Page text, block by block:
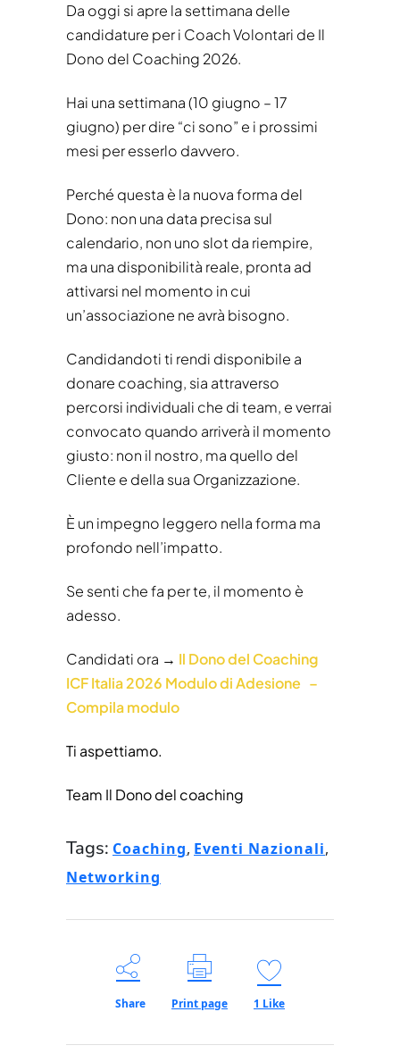
Da oggi si apre la settimana delle
candidature per i Coach Volontari de Il
Dono del Coaching 2026.
Hai una settimana (10 giugno – 17
giugno) per dire “ci sono” e i prossimi
mesi per esserlo davvero.
Perché questa è la nuova forma del
Dono: non una data precisa sul
calendario, non uno slot da riempire,
ma una disponibilità reale, pronta ad
attivarsi nel momento in cui
un’associazione ne avrà bisogno.
Candidandoti ti rendi disponibile a
donare coaching, sia attraverso
percorsi individuali che di team, e verrai
convocato quando arriverà il momento
giusto: non il nostro, ma quello del
Cliente e della sua Organizzazione.
È un impegno leggero nella forma ma
profondo nell’impatto.
Se senti che fa per te, il momento è
adesso.
Candidati ora → Il Dono del Coaching
ICF Italia 2026 Modulo di Adesione –
Compila modulo
Ti aspettiamo.
Team Il Dono del coaching
Tags: Coaching, Eventi Nazionali,
Networking
Share Print page 1 Like